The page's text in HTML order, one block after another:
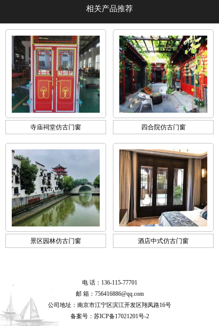
相关产品推荐
寺庙祠堂仿古门窗 四合院仿古门窗
景区园林仿古门窗 酒店中式仿古门窗
电 话：136-115-77701
邮 箱：756416886@qq.com
公司地址：南京市江宁区滨江开发区翔凤路16号
备案号： 苏ICP备17021201号-2